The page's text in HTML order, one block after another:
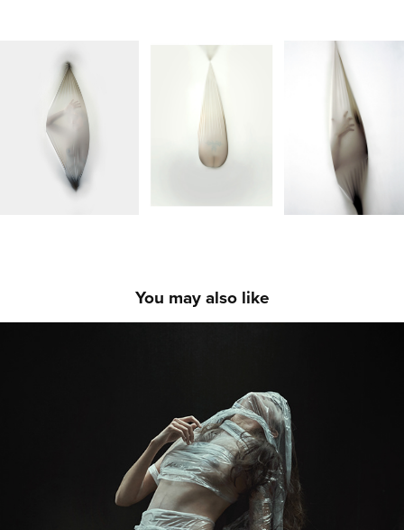
You may also like